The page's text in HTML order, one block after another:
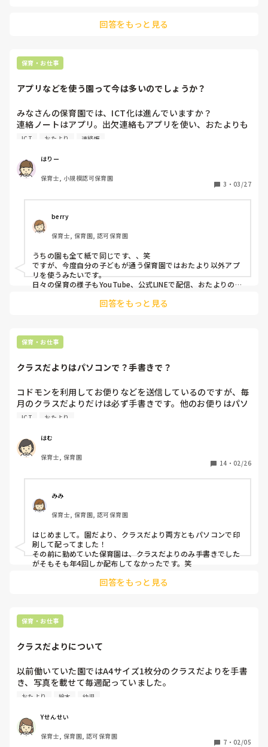
回答をもっと見る
保育・お仕事
アプリなどを使う園って今は多いのでしょうか？
みなさんの保育園では、ICT化は進んでいますか？
連絡ノートはアプリ。出欠連絡もアプリを使い、おたよりも
配信など…。
電話連絡、紙のおたよりなどを使っています。(日誌や月案
などはPCを使って作業をしています。)
こちらは不便を感じたことは無かったのですが、最近見学に
か？！」と驚かれることが増えました。
そこで、実際はどれくらいの保育園でアプリの連絡ノートを
使っているのか気になりまして。
また、うちではこんなものを活用しているよというのがあっ
たら是非教えて頂きたいです。
ICT おたより 連絡帳
はりー
保育士, 小規模認可保育園
3 ・ 03/27
berry
保育士, 保育園, 認可保育園
うちの園も全て紙で同じです、、笑
ですが、今度自分の子どもが通う保育園ではおたより以外アプ
リを使うみたいです。
日々の保育の様子もYouTube、公式LINEで配信、おたよりのや
回答をもっと見る
保育・お仕事
クラスだよりはパソコンで？手書きで？
コドモンを利用してお便りなどを送信しているのですが、毎
月のクラスだよりだけは必ず手書きです。他のお便りはパソ
コンで打ち込むのに、クラスだよりだけは手書きのものをス
確かに手書きの方が温かみがあっていいのもわかる…でもパ
ソコンで打ち込んだら修正楽だし、写真もキレイに貼れる。
正直紙媒体じゃないなら手書きである必要ないと思ってます
皆さんの園ではどのような形でお便りを出していますか？
ICT おたより
はむ
保育士, 保育園
14 ・ 02/26
みみ
保育士, 保育園, 認可保育園
はじめまして。園だより、クラスだより両方ともパソコンで印
刷して配ってました！
その前に勤めていた保育園は、クラスだよりのみ手書きでした
がそもそも年4回しか配布してなかったです。笑
回答をもっと見る
保育・お仕事
クラスだよりについて
以前働いていた園ではA4サイズ1枚分のクラスだよりを手書
き、写真を載せて毎週配っていました。
複数担任のクラスは良いですが以上児担任になると1人で毎
入社してすぐ、副園長先生とお話しする中で何の意味も無く
「毎週配布で驚きました〜！」と言うと、「毎日配ってる園
もあるのよ〜！」と返事が返ってきて衝撃でした。
おたより 絵本 幼児
Yせんせい
保育士, 保育園, 認可保育園
7 ・ 02/05